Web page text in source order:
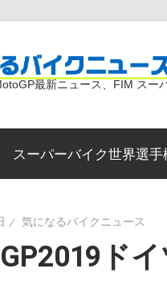
最新ニュース、FIM スー
スーパーバイク世界選手
気になるバイクニュース
ド